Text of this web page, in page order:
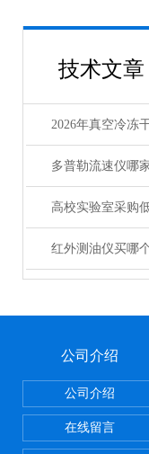
技术文章
公司介绍
公司介绍
在线留言